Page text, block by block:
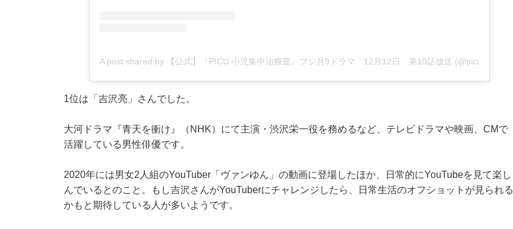
A post shared by 【公式】『PICU 小児集中治療室』フジ月9ドラマ 12月12日 第10話放送 (@picu_cx)
1位は「吉沢亮」さんでした。
大河ドラマ『青天を衝け』（NHK）にて主演・渋沢栄一役を務めるなど、テレビドラマや映画、CMで
活躍している男性俳優です。
2020年には男女2人組のYouTuber「ヴァンゆん」の動画に登場したほか、日常的にYouTubeを見て楽し
んでいるとのこと。もし吉沢さんがYouTuberにチャレンジしたら、日常生活のオフショットが見られる
かもと期待している人が多いようです。